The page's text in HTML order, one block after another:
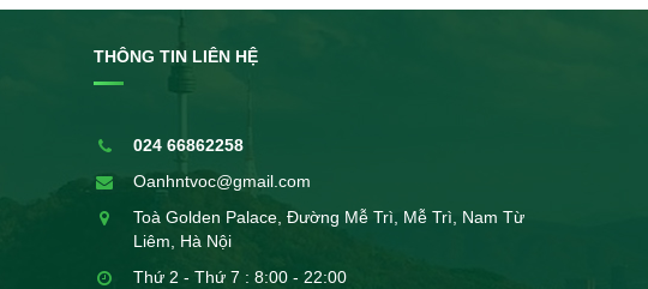
THÔNG TIN LIÊN HỆ
024 66862258
Oanhntvoc@gmail.com
Toà Golden Palace, Đường Mễ Trì, Mễ Trì, Nam Từ
Liêm, Hà Nội
Thứ 2 - Thứ 7 : 8:00 - 22:00